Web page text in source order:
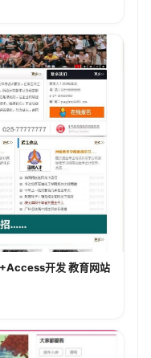
开发 教育网站